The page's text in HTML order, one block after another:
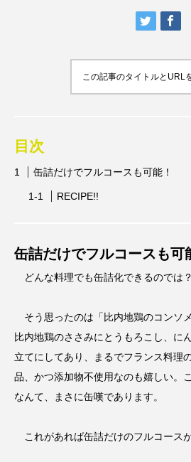
この記事のタイトルとURL
目次
缶詰だけでフルコースも可能！
RECIPE!!
缶詰だけでフルコースも可
どんな料理でも缶詰化できるのでは
そう思ったのは「比内地鶏のコンソ
比内地鶏のささみにとうもろこし、に
立てにしてあり、まるでフランス料理
品、かつ添加物不使用なのも嬉しい。
なんて、まさに缶嘆であります。
これがあれば缶詰だけのフルコース